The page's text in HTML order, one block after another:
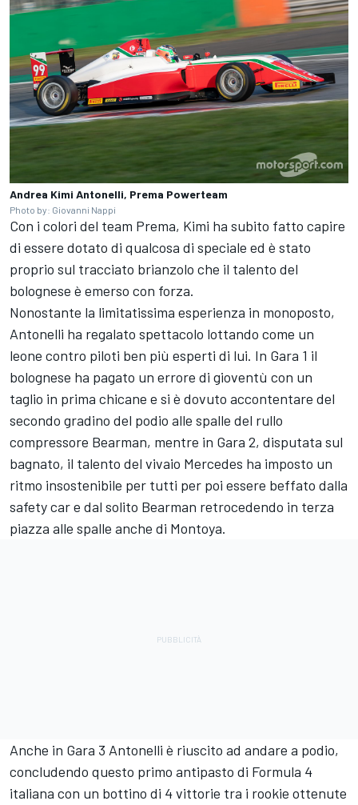
Andrea Kimi Antonelli, Prema Powerteam
Photo by: Giovanni Nappi
Con i colori del team Prema, Kimi ha subito fatto capire
di essere dotato di qualcosa di speciale ed è stato
proprio sul tracciato brianzolo che il talento del
bolognese è emerso con forza.
Nonostante la limitatissima esperienza in monoposto,
Antonelli ha regalato spettacolo lottando come un
leone contro piloti ben più esperti di lui. In Gara 1 il
bolognese ha pagato un errore di gioventù con un
taglio in prima chicane e si è dovuto accontentare del
secondo gradino del podio alle spalle del rullo
compressore Bearman, mentre in Gara 2, disputata sul
bagnato, il talento del vivaio Mercedes ha imposto un
ritmo insostenibile per tutti per poi essere beffato dalla
safety car e dal solito Bearman retrocedendo in terza
piazza alle spalle anche di Montoya.
Anche in Gara 3 Antonelli è riuscito ad andare a podio,
concludendo questo primo antipasto di Formula 4
italiana con un bottino di 4 vittorie tra i rookie ottenute